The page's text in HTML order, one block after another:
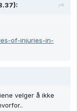
of-injuries-in-
velger å ikke